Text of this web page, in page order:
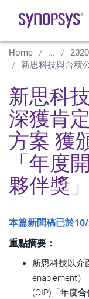
Home ...
新思科技與台積
新思科
深獲肯
方案 獲
「年度
夥伴獎」
本篇新聞稿已於
重點摘要：
新思科技以介
enablement
(OIP)「年度